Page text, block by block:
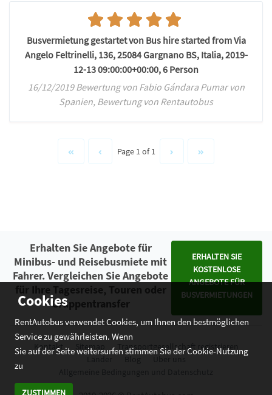
Busvermietung gestartet von Bus hire started from Via
Angelo Feltrinelli, 136, 25084 Gargnano BS, Italia, 2019-
12-13 09:00:00+00:00, 6 Person
16/12/2019 Bewertung von Fabio Gándara Pumar von
Spanien, Bewertung von Rentautobus
Page 1 of 1
Cookies
RentAutobus verwendet Cookies, um Ihnen den bestmöglichen
Service zu gewährleisten. Wenn
Sie auf der Seite weitersurfen stimmen Sie der Cookie-Nutzung
zu
ZUSTIMMEN
Erhalten Sie Angebote für
Minibus- und Reisebusmiete mit
Fahrer. Vergleichen Sie Angebote
für Ihre Tagesreise, Touren oder
Gruppentransfer
ERHALTEN SIE
KOSTENLOSE
ANGEBOTE FÜR
BUSVERMIETUNGEN
Kontakt Sitemap
Transportgesellschaft registrieren